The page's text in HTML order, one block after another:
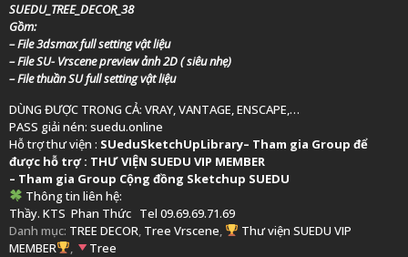
SUEDU_TREE_DECOR_38
Gồm:
– File 3dsmax full setting vật liệu
– File SU- Vrscene preview ảnh 2D ( siêu nhẹ)
– File thuần SU full setting vật liệu
DÙNG ĐƯỢC TRONG CẢ: VRAY, VANTAGE, ENSCAPE,…
PASS giải nén: suedu.online
Hỗ trợ thư viện : SUeduSketchUpLibrary– Tham gia Group để
được hỗ trợ : THƯ VIỆN SUEDU VIP MEMBER
– Tham gia Group Cộng đồng Sketchup SUEDU
Thông tin liên hệ:
Thầy. KTS Phan Thức Tel 09.69.69.71.69
Danh mục: TREE DECOR, Tree Vrscene,
Thư viện SUEDU VIP
MEMBER
, Tree